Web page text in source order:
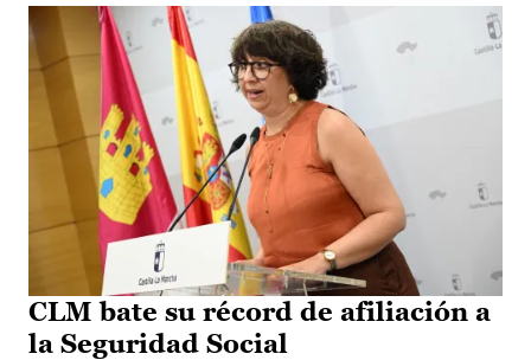
CLM bate su récord de afiliación a
la Seguridad Social